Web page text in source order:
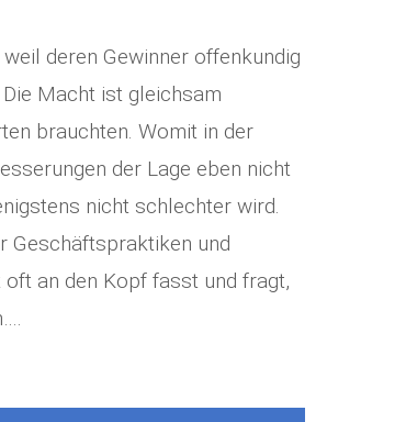
deren Gewinner offenkundig
Macht ist gleichsam
brauchten. Womit in der
der Lage eben nicht
nicht schlechter wird.
Geschäftspraktiken und
an den Kopf fasst und fragt,